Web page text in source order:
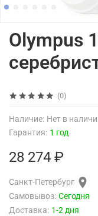
(0)
Наличие: Нет в
Гарантия: 1 год
Olympus
28 274 ₽
Санкт-Петербург
Самовывоз: Сегодня
Доставка: 1-2 дня